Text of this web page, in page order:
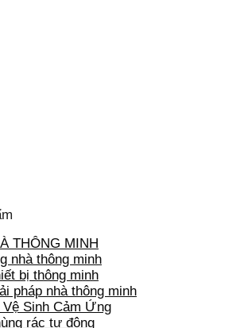
THÔNG MINH
nhà thông minh
bị thông minh
pháp nhà thông minh
Sinh Cảm Ứng
rác tự động